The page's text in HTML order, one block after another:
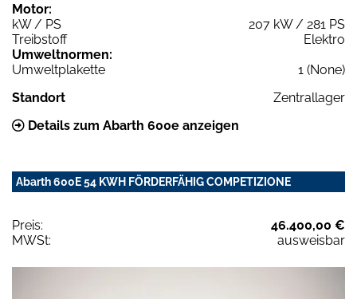
Motor:
kW / PS
207 kW / 281 PS
Treibstoff
Elektro
Umweltnormen:
Umweltplakette
1 (None)
Standort
Zentrallager
Details zum Abarth 600e anzeigen
Abarth 600E 54 KWH FÖRDERFÄHIG COMPETIZIONE
Preis:
46.400,00 €
MWSt:
ausweisbar